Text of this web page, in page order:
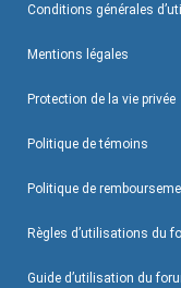
Conditions générales
Mentions légales
Protection de la vie privée
Politique de témoins
Politique de
Règles d’utilisations du
Guide d’utilisation du